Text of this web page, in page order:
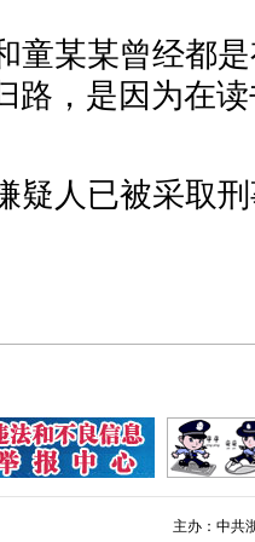
童某某曾经都
路，是因为在
疑人已被采取
主办：中共